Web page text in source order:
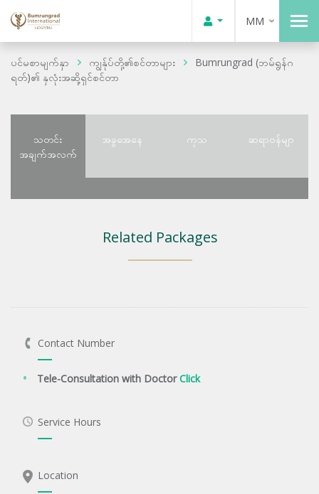
MM
ပင်မစာမျက်နှာ ကျွန်ုပ်တို့၏စင်တာများ
Bumrungrad (ဘမ်ရွန်ဂ
ရတ်)၏ နှလုံးအဆို့ရှင်စင်တာ
သတင်း
အချက်အလက်
အခွအေနေ ကုသ ဆရာဝန်မျာ
Related Packages
Contact Number
Tele-Consultation with DoctorClick
Service Hours
Location